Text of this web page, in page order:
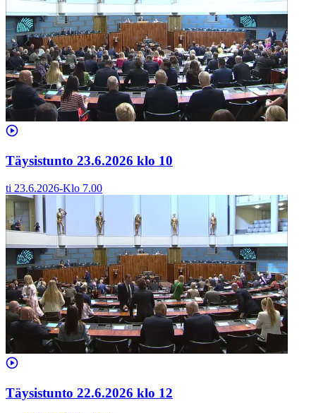
Täysistunto 23.6.2026 klo 10
ti 23.6.2026-Klo 7.00
Täysistunto 22.6.2026 klo 12